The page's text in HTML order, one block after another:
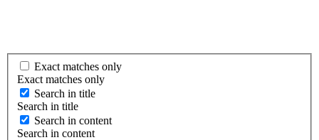
Exact matches only
Exact matches only
Search in title
Search in title
Search in content
Search in content